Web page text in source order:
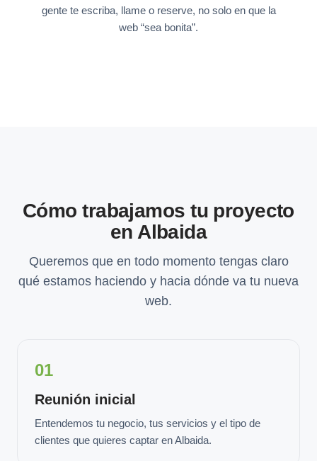
gente te escriba, llame o reserve, no solo en que la
web “sea bonita”.
Cómo trabajamos tu proyecto
en Albaida
Queremos que en todo momento tengas claro
qué estamos haciendo y hacia dónde va tu nueva
web.
01
Reunión inicial
Entendemos tu negocio, tus servicios y el tipo de
clientes que quieres captar en Albaida.